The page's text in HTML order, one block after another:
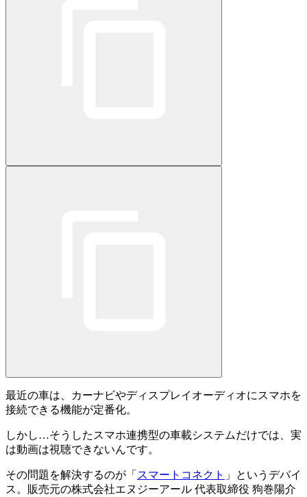
最近の車は、カーナビやディスプレイオーディオにスマホを
接続できる機能が定番化。
しかし…そうしたスマホ連携型の車載システムだけでは、 実
は動画は視聴できないんです。
その問題を解決するのが「 スマートコネクト 」というデバイ
ス。販売元の株式会社エヌジーアール 代表取締役 狗巻陽介